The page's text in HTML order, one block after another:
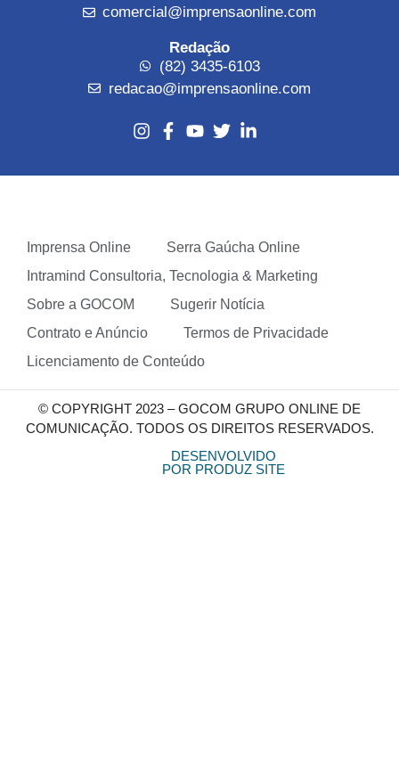
comercial@imprensaonline.com
Redação
(82) 3435-6103
redacao@imprensaonline.com
Imprensa Online
Serra Gaúcha Online
Intramind Consultoria, Tecnologia & Marketing
Sobre a GOCOM
Sugerir Notícia
Contrato e Anúncio
Termos de Privacidade
Licenciamento de Conteúdo
© COPYRIGHT 2023 – GOCOM GRUPO ONLINE DE
COMUNICAÇÃO. TODOS OS DIREITOS RESERVADOS.
DESENVOLVIDO
POR PRODUZ SITE